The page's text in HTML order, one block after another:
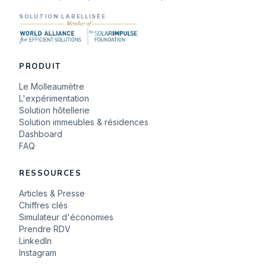
SOLUTION LABELLISÉE
PRODUIT
Le Molleaumètre
L'expérimentation
Solution hôtellerie
Solution immeubles & résidences
Dashboard
FAQ
RESSOURCES
Articles & Presse
Chiffres clés
Simulateur d'économies
Prendre RDV
LinkedIn
Instagram